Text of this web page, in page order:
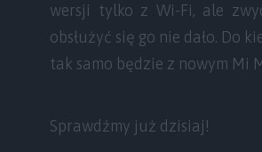
wersji tylko z Wi-Fi, ale
obsłużyć się go nie dało. Do
tak samo będzie z nowym Mi
Sprawdźmy już dzisiaj!